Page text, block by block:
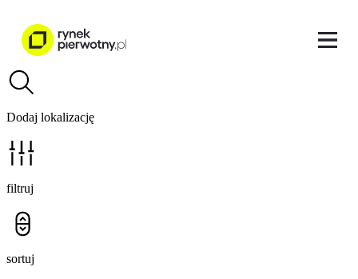
Dodaj lokalizację
filtruj
sortuj